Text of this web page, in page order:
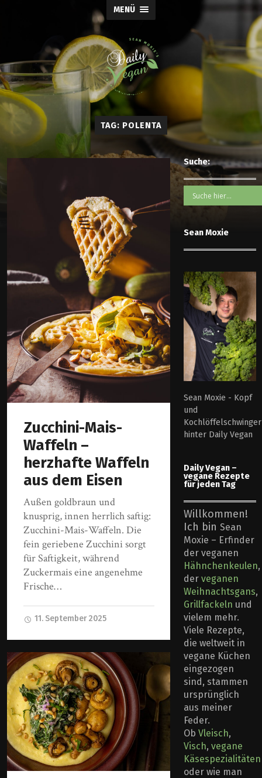
MENÜ
TAG: POLENTA
Zucchini-Mais-
Waffeln –
herzhafte Waffeln
aus dem Eisen
Außen goldbraun und
knusprig, innen herrlich saftig:
Zucchini-Mais-Waffeln. Die
fein geriebene Zucchini sorgt
für Saftigkeit, während
Zuckermais eine angenehme
Frische…
11. September 2025
Suche:
Sean Moxie
Sean Moxie - Kopf
und
Kochlöffelschwinger
hinter Daily Vegan
Daily Vegan –
vegane Rezepte
für jeden Tag
Willkommen!
Ich bin Sean
Moxie – Erfinder
der veganen
Hähnchenkeulen,
der veganen
Weihnachtsgans,
Grillfackeln und
vielem mehr.
Viele Rezepte,
die weltweit in
vegane Küchen
eingezogen
sind, stammen
ursprünglich
aus meiner
Feder.
Ob Vleisch,
Visch, vegane
Käsespezialitäten
oder wie man